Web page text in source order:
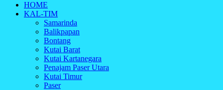
Indonesia Cyber
Media Cetak, Online & Streaming
HOME
KAL-TIM
Samarinda
Balikpapan
Bontang
Kutai Barat
Kutai Kartanegara
Penajam Paser Utara
Kutai Timur
Paser